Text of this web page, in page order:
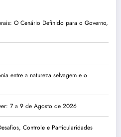
O Cenário Definido para o Governo,
entre a natureza selvagem e o
7 a 9 de Agosto de 2026
Controle e Particularidades